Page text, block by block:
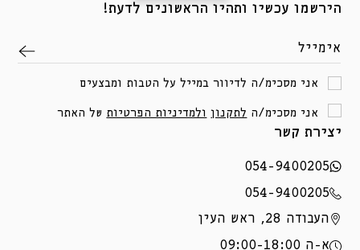
יצירת קשר
054-9400205
054-9400205
העבודה 28, ראש העין
א-ה 09:00-18:00
הירשמו עכשיו ותהיו הראשונים לדעת!
אימייל
אני מסכימ/ה לדיוור במייל על הטבות ומבצעים
אני מסכימ/ה לתקנון ולמדיניות הפרטיות של האתר